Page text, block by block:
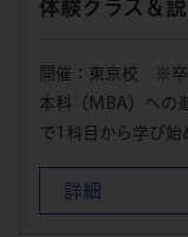
体験クラス＆
開催：東京校 ※卒
本科（MBA）への
で1科目から学び始
詳細